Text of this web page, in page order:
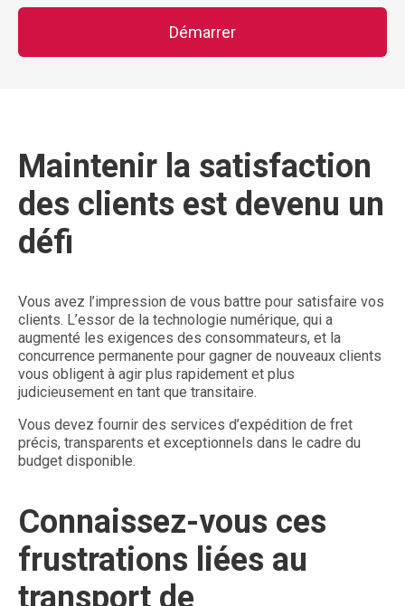
Démarrer
Maintenir la satisfaction
des clients est devenu un
défi
Vous avez l’impression de vous battre pour satisfaire vos
clients. L’essor de la technologie numérique, qui a
augmenté les exigences des consommateurs, et la
concurrence permanente pour gagner de nouveaux clients
vous obligent à agir plus rapidement et plus
judicieusement en tant que transitaire.
Vous devez fournir des services d’expédition de fret
précis, transparents et exceptionnels dans le cadre du
budget disponible.
Connaissez-vous ces
frustrations liées au
transport de